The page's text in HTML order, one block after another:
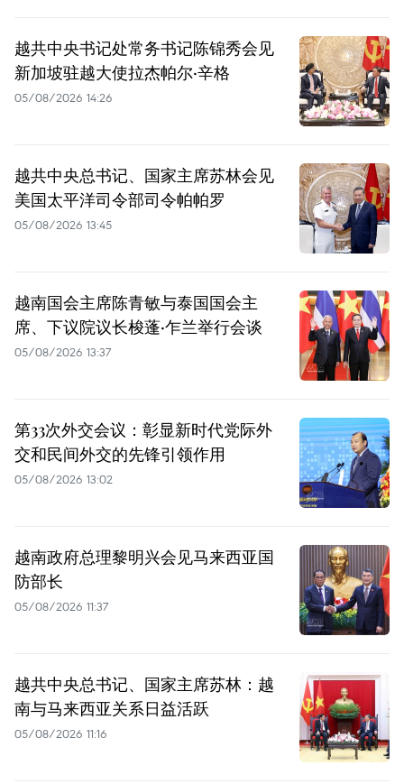
越共中央书记处常务书记陈锦秀会见
新加坡驻越大使拉杰帕尔·辛格
05/08/2026 14:26
越共中央总书记、国家主席苏林会见
美国太平洋司令部司令帕帕罗
05/08/2026 13:45
越南国会主席陈青敏与泰国国会主
席、下议院议长梭蓬·乍兰举行会谈
05/08/2026 13:37
第33次外交会议：彰显新时代党际外
交和民间外交的先锋引领作用
05/08/2026 13:02
越南政府总理黎明兴会见马来西亚国
防部长
05/08/2026 11:37
越共中央总书记、国家主席苏林：越
南与马来西亚关系日益活跃
05/08/2026 11:16